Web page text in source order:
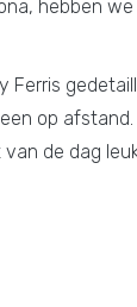
hebben
Ferris
op
de dag